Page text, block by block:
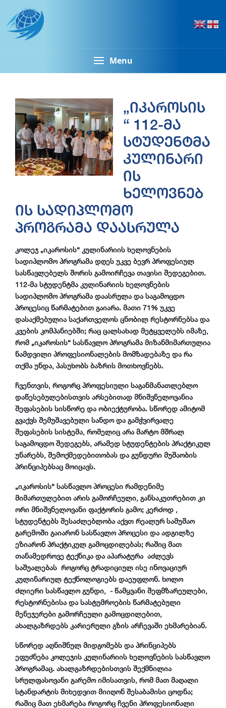
Menu
„იკაროსის
“ 112-მა
სტუდენტმა
კულინარი
ის
ხელოვნებ
ის სადიპლომო
პროგრამა დაასრულა
კოლეჯ „იკაროსის“ კულინარიის ხელოვნების
სადიპლომო პროგრამა დღეს უკვე ბევრ პროფესიულ
სასწავლებელს შორის გამოირჩევა თავისი შედეგებით.
112-მა სტუდენტმა კულინარიის ხელოვნების
სადიპლომო პროგრამა დაასრულა და საგამოცდო
პროცესიც წარმატებით გაიარა. მათი 71% უკვე
დასაქმებულია საქართველოს ცნობილ რესტორნებსა და
კვების კომპანიებში; რაც ცალსახად მეტყველებს იმაზე,
რომ „იკაროსის“ სასწავლო პროგრამა მიზანმიმართულია
ნამდვილი პროფესიონალების მომზადებაზე და რა
თქმა უნდა, პასუხობს ბაზრის მოთხოვნებს.
ჩვენთვის, როგორც პროფესიული საგანმანათლებლო
დაწესებულებისთვის არსებითად მნიშვნელოვანია
შეფასების სისწორე და ობიექტურობა. სწორედ ამიტომ
გვაქვს შემუშავებული სანდო და გამჭვირვალე
შეფასების სისტემა, რომელიც არა მარტო მშრალ
საგამოცდო შედეგებს, არამედ სტუდენტების პრაქტიკულ
უნარებს, შემოქმედებითობას და გუნდური მუშაობის
პრინციპებსაც მოიცავს.
„იკაროსის“ სასწავლო პროცესი რამდენიმე
მიმართულებით არის გამორჩეული, განსაკუთრებით კი
ორი მნიშვნელოვანი ფაქტორის გამო; კერძოდ ,
სტუდენტებს შესაძლებლობა აქვთ რეალურ სამუშაო
გარემოში გაიარონ სასწავლო პროცესი და ადგილზე
ეზიარონ პრაქტიკულ გამოცდილებას; რაშიც მათ
თანამედროვე ტექნიკა და აპარატურა აძლევს
საშუალებას როგორც ტრადიციულ ისე ინოვაციურ
კულინარიულ ტექნოლოგიებს დაეუფლონ. ხოლო
ძლიერი სასწავლო გუნდი, - წამყვანი შეფმზარეულები,
რესტორნებისა და სასტუმროების წარმატებული
მენეჯერები გამორჩეული გამოცდილებით,
ახალგაზრდებს კარიერული გზის არჩევაში ეხმარებიან.
სწორედ აღნიშნულ მიდგომებს და პრინციპებს
ეფუძნება კოლეჯის კულინარიის ხელოვნების სასწავლო
პროგრამაც. ახალგაზრდებისთვის შექმნილია
სრულფასოვანი გარემო იმისათვის, რომ მათ მაღალი
სტანდარტის მიხედვით მიიღონ შესაბამისი ცოდნა;
რაშიც მათ ეხმარება როგორც ჩვენი პროფესიონალი